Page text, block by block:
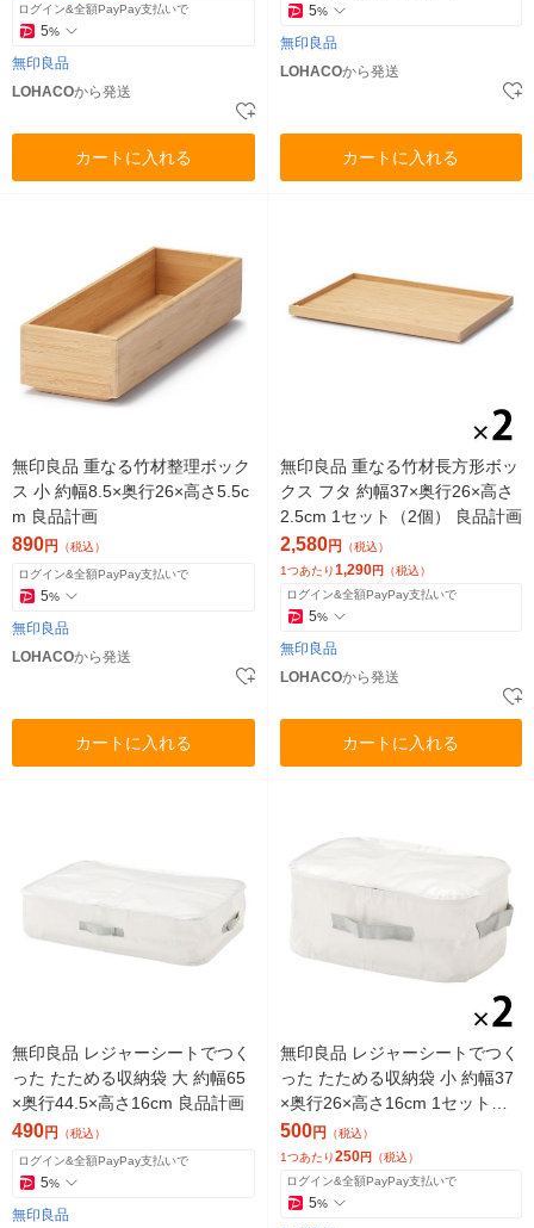
ログイン&全額PayPay支払いで
5%
無印良品
LOHACOから発送
カートに入れる
5%
無印良品
LOHACOから発送
カートに入れる
無印良品 重なる竹材整理ボック
ス 小 約幅8.5×奥行26×高さ5.5c
m 良品計画
890円 （税込）
ログイン&全額PayPay支払いで
5%
無印良品
LOHACOから発送
カートに入れる
無印良品 重なる竹材長方形ボッ
クス フタ 約幅37×奥行26×高さ
2.5cm 1セット（2個） 良品計画
2,580円
（税込）
1つあたり1,290円 （税込）
ログイン&全額PayPay支払いで
5%
無印良品
LOHACOから発送
カートに入れる
無印良品 レジャーシートでつく
った たためる収納袋 大 約幅65
×奥行44.5×高さ16cm 良品計画
490円 （税込）
ログイン&全額PayPay支払いで
5%
無印良品
無印良品 レジャーシートでつく
った たためる収納袋 小 約幅37
×奥行26×高さ16cm 1セット（1
個×2） 良品計画
500円 （税込）
1つあたり250円 （税込）
ログイン&全額PayPay支払いで
5%